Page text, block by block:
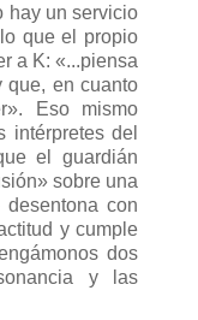
hay un servicio
que el propio
a K: «...piensa
que, en cuanto
Eso mismo
intérpretes del
el guardián
sobre una
con
y cumple
dos
y las